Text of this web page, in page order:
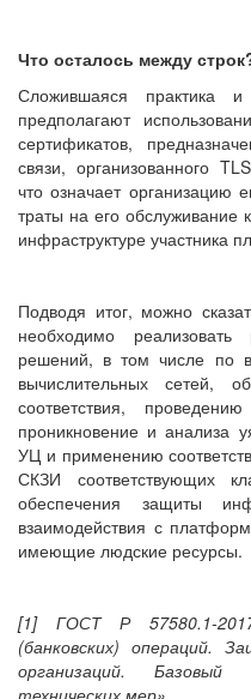
Что осталось между
Сложившаяся практика
предполагают
сертификатов,
связи, организованного
что означает организацию
траты на его обслуживание
инфраструктуре участника
Подводя итог, можно
необходимо
решений, в том числе по
вычислительных сетей,
соответствия,
проникновение и анализа
УЦ и применению
СКЗИ соответствующих
обеспечения защиты
взаимодействия с
имеющие людские ресурсы.
[1] ГОСТ Р 57580.1-
(банковских) операций.
организаций. Базовый
технических мер».